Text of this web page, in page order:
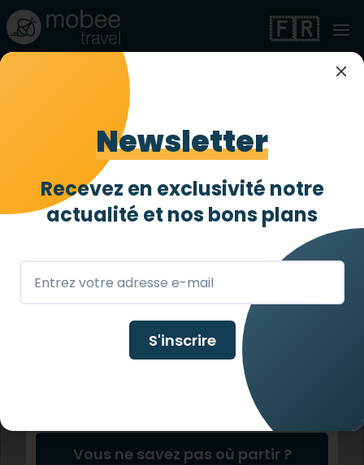
🇫🇷
Organiser vos
vacances adaptées
à Minorque
Mobee travel organise vos prochaines
vacances accessibles PMR à
Minorque.
Vous ne savez pas où partir ?
Newsletter
Recevez en exclusivité notre
actualité et nos bons plans
S'inscrire